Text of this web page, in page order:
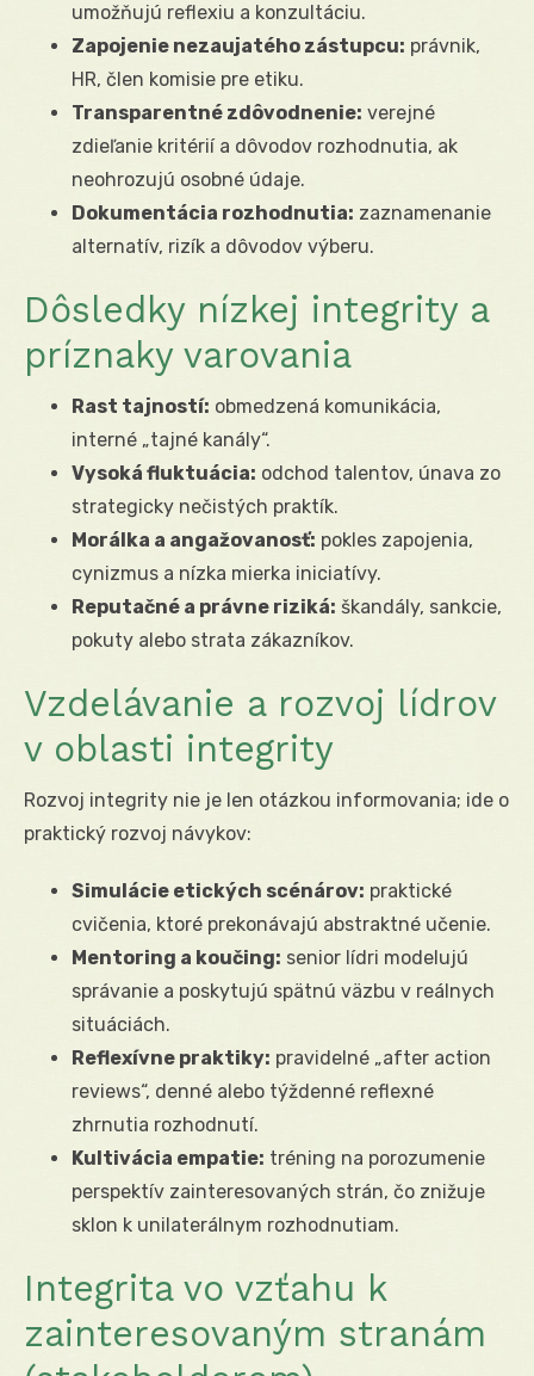
umožňujú reflexiu a konzultáciu.
Zapojenie nezaujatého zástupcu: právnik,
HR, člen komisie pre etiku.
Transparentné zdôvodnenie: verejné
zdieľanie kritérií a dôvodov rozhodnutia, ak
neohrozujú osobné údaje.
Dokumentácia rozhodnutia: zaznamenanie
alternatív, rizík a dôvodov výberu.
Dôsledky nízkej integrity a
príznaky varovania
Rast tajností: obmedzená komunikácia,
interné „tajné kanály“.
Vysoká fluktuácia: odchod talentov, únava zo
strategicky nečistých praktík.
Morálka a angažovanosť: pokles zapojenia,
cynizmus a nízka mierka iniciatívy.
Reputačné a právne riziká: škandály, sankcie,
pokuty alebo strata zákazníkov.
Vzdelávanie a rozvoj lídrov
v oblasti integrity
Rozvoj integrity nie je len otázkou informovania; ide o
praktický rozvoj návykov:
Simulácie etických scénárov: praktické
cvičenia, ktoré prekonávajú abstraktné učenie.
Mentoring a koučing: senior lídri modelujú
správanie a poskytujú spätnú väzbu v reálnych
situáciách.
Reflexívne praktiky: pravidelné „after action
reviews“, denné alebo týždenné reflexné
zhrnutia rozhodnutí.
Kultivácia empatie: tréning na porozumenie
perspektív zainteresovaných strán, čo znižuje
sklon k unilaterálnym rozhodnutiam.
Integrita vo vzťahu k
zainteresovaným stranám